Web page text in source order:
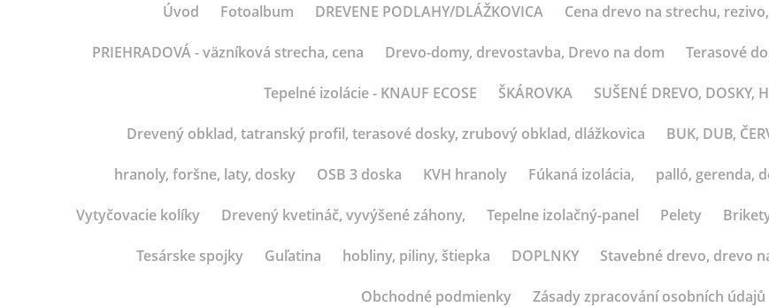
Úvod Fotoalbum DREVENE PODLAHY/DLÁŽKOVICA Cena drevo na strechu,
PRIEHRADOVÁ - väzníková strecha, cena Drevo-domy, drevostavba, Drevo na dom Terasové
Tepelné izolácie - KNAUF ECOSE ŠKÁROVKA SUŠENÉ DREVO, DOSKY,
Drevený obklad, tatranský profil, terasové dosky, zrubový obklad, dlážkovica BUK, DUB,
hranoly, foršne, laty, dosky OSB 3 doska KVH hranoly Fúkaná izolácia, palló, gerenda,
Vytyčovacie kolíky Drevený kvetináč, vyvýšené záhony, Tepelne izolačný-panel Pelety
Tesárske spojky Guľatina hobliny, piliny, štiepka DOPLNKY Stavebné drevo, drevo
Obchodné podmienky Zásady zpracování osobních údajů